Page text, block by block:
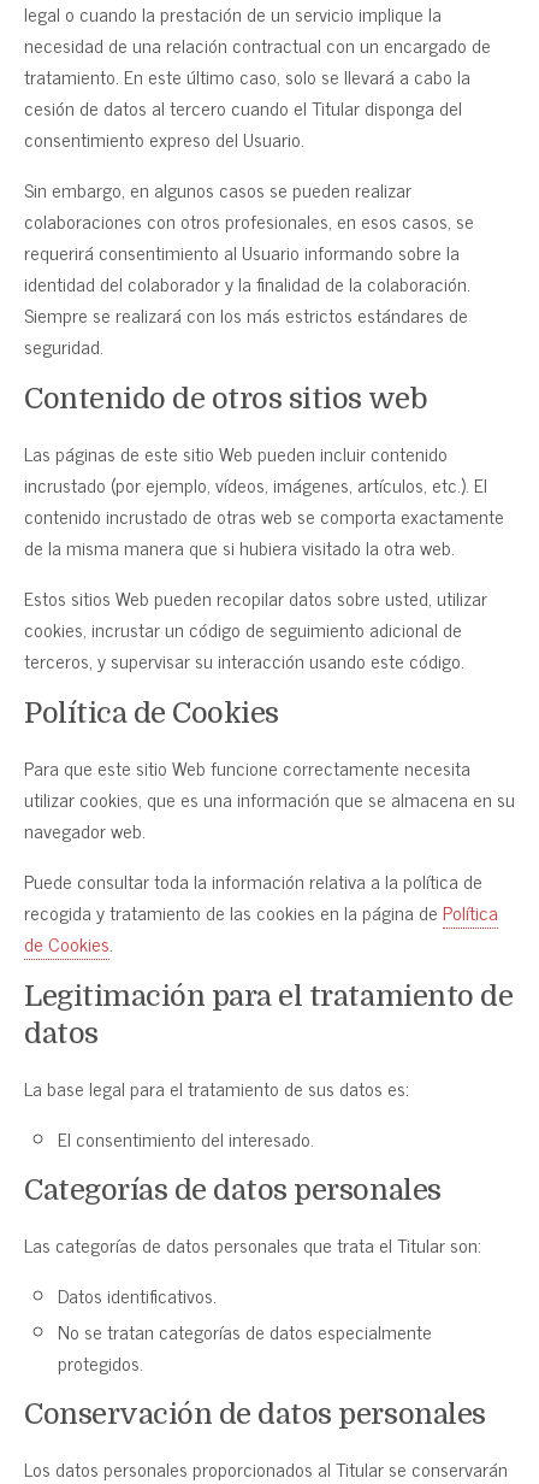
legal o cuando la prestación de un servicio implique la
necesidad de una relación contractual con un encargado de
tratamiento. En este último caso, solo se llevará a cabo la
cesión de datos al tercero cuando el Titular disponga del
consentimiento expreso del Usuario.
Sin embargo, en algunos casos se pueden realizar
colaboraciones con otros profesionales, en esos casos, se
requerirá consentimiento al Usuario informando sobre la
identidad del colaborador y la finalidad de la colaboración.
Siempre se realizará con los más estrictos estándares de
seguridad.
Contenido de otros sitios web
Las páginas de este sitio Web pueden incluir contenido
incrustado (por ejemplo, vídeos, imágenes, artículos, etc.). El
contenido incrustado de otras web se comporta exactamente
de la misma manera que si hubiera visitado la otra web.
Estos sitios Web pueden recopilar datos sobre usted, utilizar
cookies, incrustar un código de seguimiento adicional de
terceros, y supervisar su interacción usando este código.
Política de Cookies
Para que este sitio Web funcione correctamente necesita
utilizar cookies, que es una información que se almacena en su
navegador web.
Puede consultar toda la información relativa a la política de
recogida y tratamiento de las cookies en la página de Política
de Cookies.
Legitimación para el tratamiento de
datos
La base legal para el tratamiento de sus datos es:
El consentimiento del interesado.
Categorías de datos personales
Las categorías de datos personales que trata el Titular son:
Datos identificativos.
No se tratan categorías de datos especialmente
protegidos.
Conservación de datos personales
Los datos personales proporcionados al Titular se conservarán